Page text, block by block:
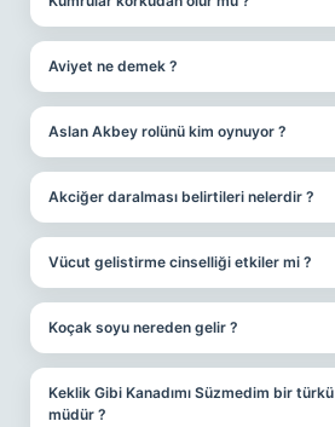
Aviyet ne demek ?
Aslan Akbey rolünü kim oynuyor ?
Akciğer daralması belirtileri nelerdir ?
Vücut gelistirme cinselliği etkiler mi ?
Koçak soyu nereden gelir ?
Keklik Gibi Kanadımı Süzmedim bir türkü
müdür ?